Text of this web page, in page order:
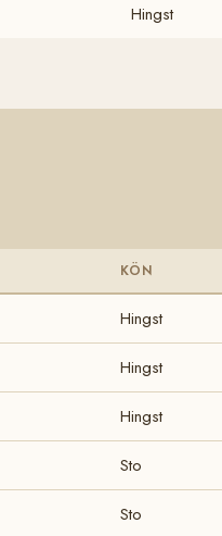
Hingst
KÖN
Hingst
Hingst
Hingst
Sto
Sto